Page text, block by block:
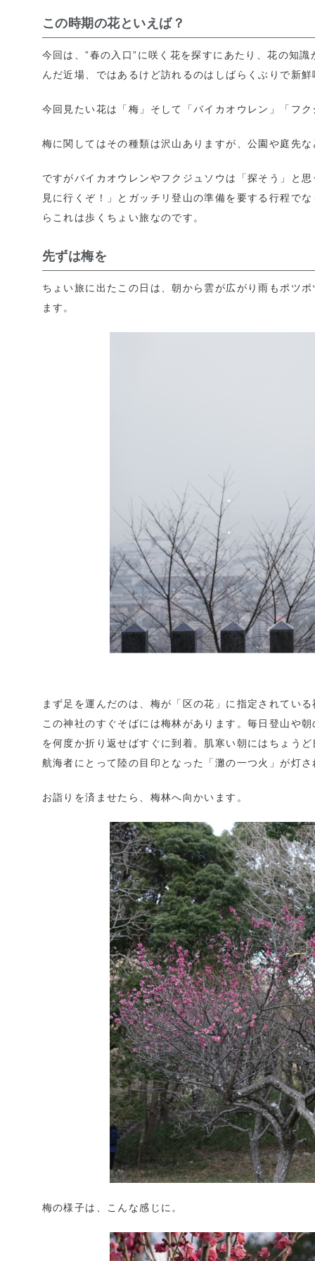
この時期の花といえば？
今回は、”春の入口”に咲く花を探すにあたり、花の知
んだ近場、ではあるけど訪れるのはしばらくぶりで新
今回見たい花は「梅」そして「バイカオウレン」「フ
梅に関してはその種類は沢山ありますが、公園や庭先
ですがバイカオウレンやフクジュソウは「探そう」と
見に行くぞ！」とガッチリ登山の準備を要する行程で
らこれは歩くちょい旅なのです。
先ずは梅を
ちょい旅に出たこの日は、朝から雲が広がり雨もポツ
ます。
まず足を運んだのは、梅が「区の花」に指定されてい
この神社のすぐそばには梅林があります。毎日登山や
を何度か折り返せばすぐに到着。肌寒い朝にはちょう
航海者にとって陸の目印となった「灘の一つ火」が灯
お詣りを済ませたら、梅林へ向かいます。
梅の様子は、こんな感じに。